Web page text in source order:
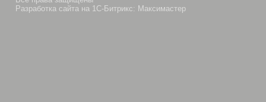
Разработка сайта на 1С-Битрикс: Максимастер